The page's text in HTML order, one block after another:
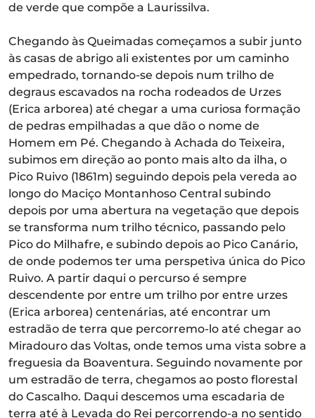
de verde que compõe a Laurissilva.
Chegando às Queimadas começamos a subir junto
às casas de abrigo ali existentes por um caminho
empedrado, tornando-se depois num trilho de
degraus escavados na rocha rodeados de Urzes
(Erica arborea) até chegar a uma curiosa formação
de pedras empilhadas a que dão o nome de
Homem em Pé. Chegando à Achada do Teixeira,
subimos em direção ao ponto mais alto da ilha, o
Pico Ruivo (1861m) seguindo depois pela vereda ao
longo do Maciço Montanhoso Central subindo
depois por uma abertura na vegetação que depois
se transforma num trilho técnico, passando pelo
Pico do Milhafre, e subindo depois ao Pico Canário,
de onde podemos ter uma perspetiva única do Pico
Ruivo. A partir daqui o percurso é sempre
descendente por entre um trilho por entre urzes
(Erica arborea) centenárias, até encontrar um
estradão de terra que percorremo-lo até chegar ao
Miradouro das Voltas, onde temos uma vista sobre a
freguesia da Boaventura. Seguindo novamente por
um estradão de terra, chegamos ao posto florestal
do Cascalho. Daqui descemos uma escadaria de
terra até à Levada do Rei percorrendo-a no sentido